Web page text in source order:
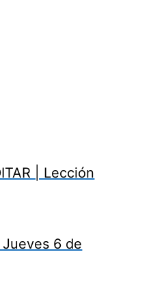
| Lección
Jueves 6 de